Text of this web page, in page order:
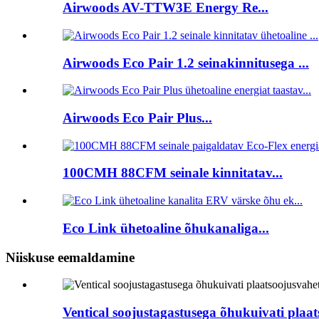
Airwoods AV-TTW3E Energy Re...
Airwoods Eco Pair 1.2 seinakinnitusega ...
Airwoods Eco Pair Plus...
100CMH 88CFM seinale kinnitatav...
Eco Link ühetoaline õhukanaliga...
Niiskuse eemaldamine
Ventical soojustagastusega õhukuivati